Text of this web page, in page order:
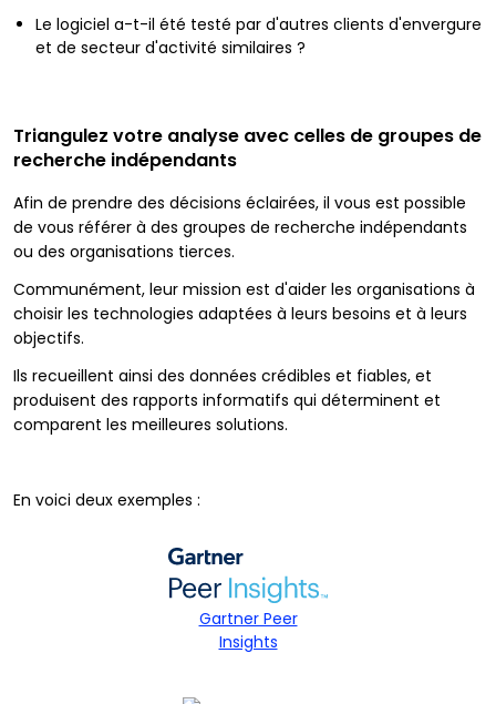
Le logiciel a-t-il été testé par d'autres clients d'envergure
et de secteur d'activité similaires ?
Triangulez votre analyse avec celles de groupes de
recherche indépendants
Afin de prendre des décisions éclairées, il vous est possible
de vous référer à des groupes de recherche indépendants
ou des organisations tierces.
Communément, leur mission est d'aider les organisations à
choisir les technologies adaptées à leurs besoins et à leurs
objectifs.
Ils recueillent ainsi des données crédibles et fiables, et
produisent des rapports informatifs qui déterminent et
comparent les meilleures solutions.
En voici deux exemples :
Gartner Peer
Insights